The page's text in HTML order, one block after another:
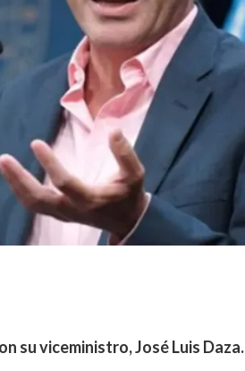
su viceministro, José Luis Daza.